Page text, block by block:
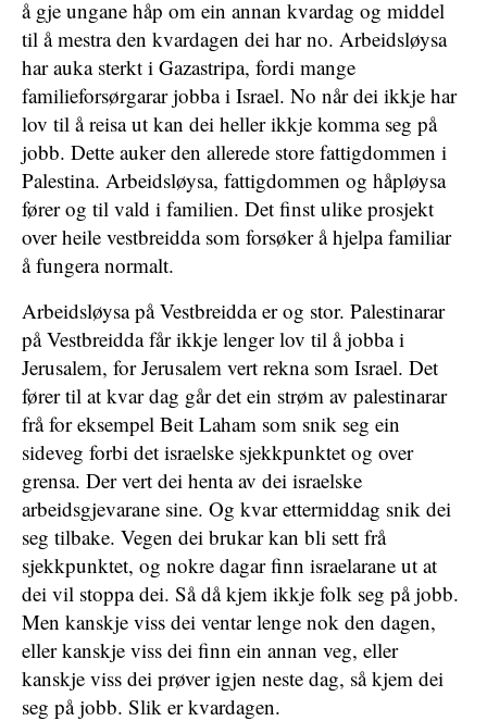
å gje ungane håp om ein annan kvardag og middel
til å mestra den kvardagen dei har no. Arbeidsløysa
har auka sterkt i Gazastripa, fordi mange
familieforsørgarar jobba i Israel. No når dei ikkje har
lov til å reisa ut kan dei heller ikkje komma seg på
jobb. Dette auker den allerede store fattigdommen i
Palestina. Arbeidsløysa, fattigdommen og håpløysa
fører og til vald i familien. Det finst ulike prosjekt
over heile vestbreidda som forsøker å hjelpa familiar
å fungera normalt.
Arbeidsløysa på Vestbreidda er og stor. Palestinarar
på Vestbreidda får ikkje lenger lov til å jobba i
Jerusalem, for Jerusalem vert rekna som Israel. Det
fører til at kvar dag går det ein strøm av palestinarar
frå for eksempel Beit Laham som snik seg ein
sideveg forbi det israelske sjekkpunktet og over
grensa. Der vert dei henta av dei israelske
arbeidsgjevarane sine. Og kvar ettermiddag snik dei
seg tilbake. Vegen dei brukar kan bli sett frå
sjekkpunktet, og nokre dagar finn israelarane ut at
dei vil stoppa dei. Så då kjem ikkje folk seg på jobb.
Men kanskje viss dei ventar lenge nok den dagen,
eller kanskje viss dei finn ein annan veg, eller
kanskje viss dei prøver igjen neste dag, så kjem dei
seg på jobb. Slik er kvardagen.